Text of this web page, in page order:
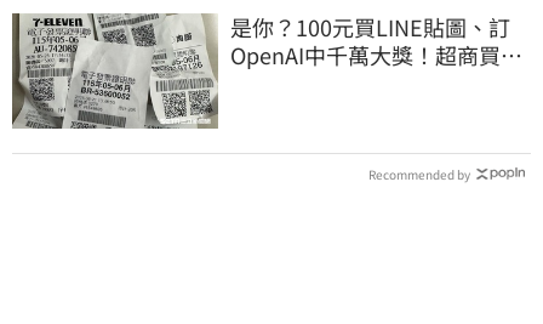
是你？100元買LINE貼圖、訂
OpenAI中千萬大獎！超商買10
Recommended by